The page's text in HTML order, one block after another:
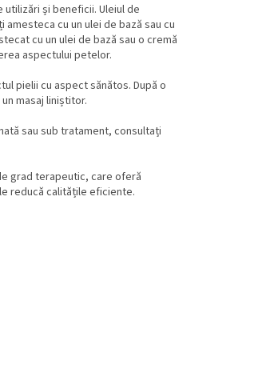
și beneficii. Uleiul de
cu un ulei de bază sau cu
cu un ulei de bază sau o cremă
aspectului petelor.
pielii cu aspect sănătos. După o
masaj liniștitor.
sau sub tratament, consultați
grad terapeutic, care oferă
reducă calitățile eficiente.